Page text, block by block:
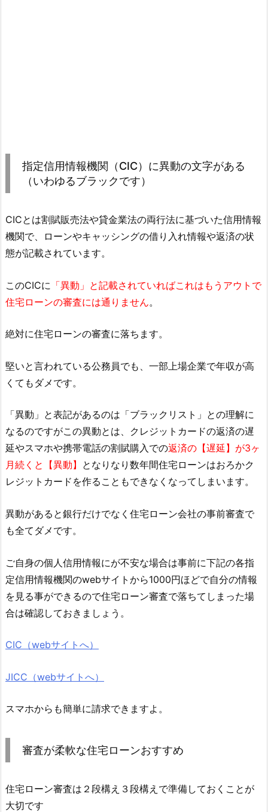
指定信用情報機関（CIC）に異動の文字がある
（いわゆるブラックです）
CICとは割賦販売法や貸金業法の両行法に基づいた信用情報
機関で、ローンやキャッシングの借り入れ情報や返済の状
態が記載されています。
このCICに 「異動」と記載されていればこれはもうアウトで
住宅ローンの審査には通りません。
絶対に住宅ローンの審査に落ちます。
堅いと言われている公務員でも、一部上場企業で年収が高
くてもダメです。
「異動」と表記があるのは「ブラックリスト」との理解に
なるのですがこの異動とは、クレジットカードの返済の遅
延やスマホや携帯電話の割賦購入での返済の【遅延】が3ヶ
月続くと【異動】 となりなり数年間住宅ローンはおろかク
レジットカードを作ることもできなくなってしまいます。
異動があると銀行だけでなく住宅ローン会社の事前審査で
も全てダメです。
ご自身の個人信用情報にが不安な場合は事前に下記の各指
定信用情報機関のwebサイトから1000円ほどで自分の情報
を見る事ができるので住宅ローン審査で落ちてしまった場
合は確認しておきましょう。
CIC（webサイトへ）
JICC（webサイトへ）
スマホからも簡単に請求できますよ。
審査が柔軟な住宅ローンおすすめ
住宅ローン審査は２段構え３段構えで準備しておくことが
大切です